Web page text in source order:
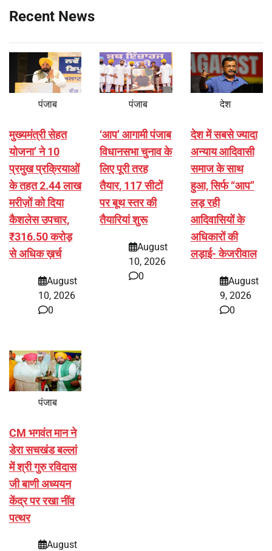
Recent News
पंजाब
मुख्यमंत्री सेहत
योजना’ ने 10
प्रमुख प्रक्रियाओं
के तहत 2.44 लाख
मरीज़ों को दिया
कैशलेस उपचार,
₹316.50 करोड़
से अधिक ख़र्च
August
10, 2026
0
पंजाब
‘आप’ आगामी पंजाब
विधानसभा चुनाव के
लिए पूरी तरह
तैयार, 117 सीटों
पर बूथ स्तर की
तैयारियां शुरू
August
10, 2026
0
देश
देश में सबसे ज्यादा
अन्याय आदिवासी
समाज के साथ
हुआ, सिर्फ ‘‘आप’’
लड़ रही
आदिवासियों के
अधिकारों की
लड़ाई- केजरीवाल
August
9, 2026
0
पंजाब
CM भगवंत मान ने
डेरा सचखंड बल्लां
में श्री गुरु रविदास
जी बाणी अध्ययन
केंद्र पर रखा नींव
पत्थर
August